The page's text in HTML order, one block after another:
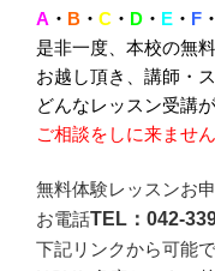
A ・ B ・ C ・ D ・ E ・ F ・
是非一度、本校の無
お越し頂き、講師・
どんなレッスン受講
ご相談をしに来ませ
無料体験レッスンお
お電話TEL：042-
下記リンクから可能